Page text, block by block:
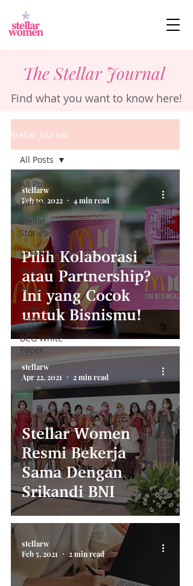
The Stellar Journal
Find what you want to know here!
Stellar Journal
All Posts
Career
Stellar
Stories
Lifestyle
Business
Money
Scale Up
Friday
BCG White
Paper
All Posts
Pilih Kolaborasi
atau Partnership?
Ini yang Cocok
untuk Bisnismu!
stellarw
Feb 10, 2022
4 min read
Stellar Women
Resmi Bekerja
Sama Dengan
Srikandi BNI
stellarw
Apr 22, 2021
2 min read
stellarw
Feb 5, 2021
2 min read